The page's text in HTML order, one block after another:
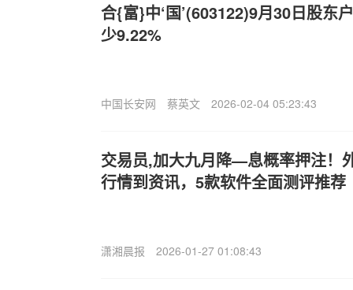
合{富}中‘国’(603122)9月30日股东
少9.22%
中国长安网 蔡英文 2026-02-04 05:23:43
交易员,加大九月降—息概率押注！
行情到资讯，5款软件全面测评推荐
潇湘晨报 2026-01-27 01:08:43